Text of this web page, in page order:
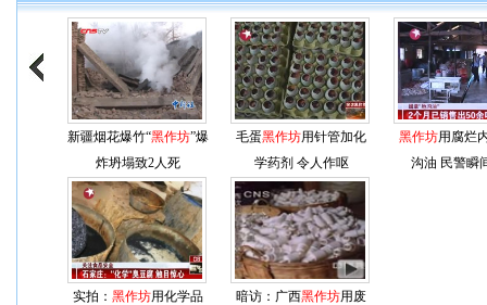
新疆烟花爆竹“黑作坊”爆
炸坍塌致2人死
毛蛋黑作坊用针管加化
学药剂 令人作呕
黑作坊用腐烂
沟油 民警瞬
实拍： 黑作坊用化学品
暗访：广西黑作坊用废